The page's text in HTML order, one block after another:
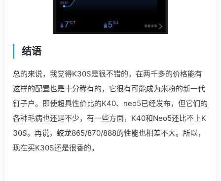
结语
总的来说，我觉得K30S是很不错的，在两千多的价格能有
这样的配置也是十分稀有的，它很有可能成为米粉的新一代
钉子户。即使超具性价比的K40、neo5已经发布，但它们的
各种毛病也还是不少，有一些方面，K40和Neo5还比不上K
30S。再说，蛟龙865/870/888的性能也相差不大。所以，
现在买K30S还是很香的。